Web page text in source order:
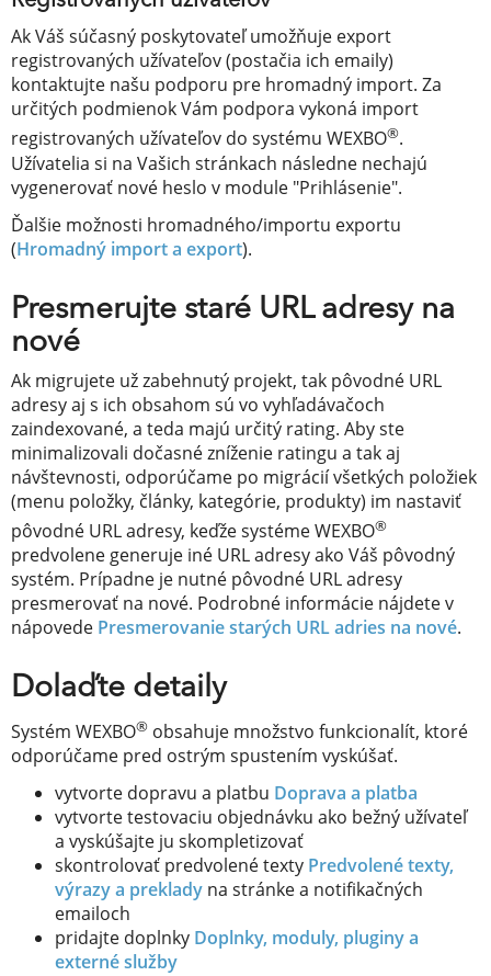
Ak Váš súčasný poskytovateľ umožňuje export
registrovaných užívateľov (postačia ich emaily)
kontaktujte našu podporu pre hromadný import. Za
určitých podmienok Vám podpora vykoná import
registrovaných užívateľov do systému WEXBO®.
Užívatelia si na Vašich stránkach následne nechajú
vygenerovať nové heslo v module "Prihlásenie".
Ďalšie možnosti hromadného/importu exportu
(Hromadný import a export).
Presmerujte staré URL adresy na
nové
Ak migrujete už zabehnutý projekt, tak pôvodné URL
adresy aj s ich obsahom sú vo vyhľadávačoch
zaindexované, a teda majú určitý rating. Aby ste
minimalizovali dočasné zníženie ratingu a tak aj
návštevnosti, odporúčame po migrácií všetkých položiek
(menu položky, články, kategórie, produkty) im nastaviť
pôvodné URL adresy, keďže systéme WEXBO®
predvolene generuje iné URL adresy ako Váš pôvodný
systém. Prípadne je nutné pôvodné URL adresy
presmerovať na nové. Podrobné informácie nájdete v
nápovede Presmerovanie starých URL adries na nové.
Dolaďte detaily
Systém WEXBO® obsahuje množstvo funkcionalít, ktoré
odporúčame pred ostrým spustením vyskúšať.
vytvorte dopravu a platbu Doprava a platba
vytvorte testovaciu objednávku ako bežný užívateľ
a vyskúšajte ju skompletizovať
skontrolovať predvolené texty Predvolené texty,
výrazy a preklady na stránke a notifikačných
emailoch
pridajte doplnky Doplnky, moduly, pluginy a
externé služby